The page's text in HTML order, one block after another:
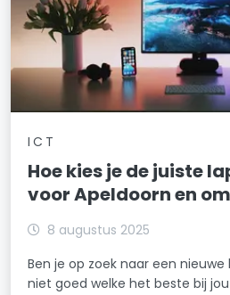
ICT
Hoe kies je de juiste
voor Apeldoorn en
8 augustus 2025
Ben je op zoek naar een
niet goed welke het beste bij